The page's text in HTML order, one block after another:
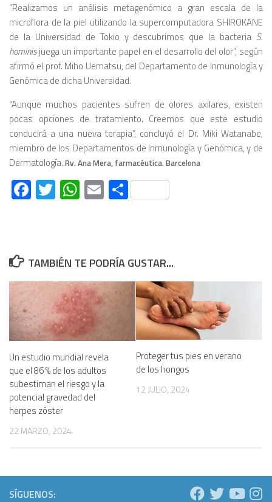
“Realizamos un análisis metagenómico a gran escala de la
microflora de la piel utilizando la supercomputadora SHIROKANE
de la Universidad de Tokio y descubrimos que la bacteria S.
hominisjuega un importante papel en el desarrollo del olor”, según
afirmó el prof. Miho Uematsu, del Departamento de Inmunología y
Genómica de dicha Universidad.
“Aunque muchos pacientes sufren de olores axilares, existen
pocas opciones de tratamiento. Creemos que este estudio
conducirá a una nueva terapia”, concluyó el Dr. Miki Watanabe,
miembro de los Departamentos de Inmunología y Genómica, y de
Dermatología. Rv. Ana Mera, farmacéutica. Barcelona
Facebook
Twitter
WhatsApp
EmailCompartir
TAMBIÉN TE PODRÍA GUSTAR...
Un estudio mundial revela
que el 86 % de los adultos
subestiman el riesgo y la
potencial gravedad del
herpes zóster
22 MARZO, 2024
Proteger tus pies en verano
de los hongos
12 JULIO, 2024
SÍGUENOS: